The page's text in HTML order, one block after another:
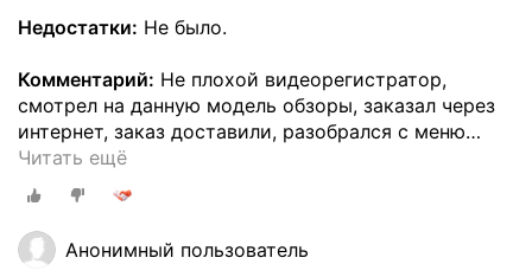
Недостатки: Не было.
Комментарий: Не плохой видеорегистратор,
смотрел на данную модель обзоры, заказал через
интернет, заказ доставили, разобрался с меню…
Читать ещё
Анонимный пользователь